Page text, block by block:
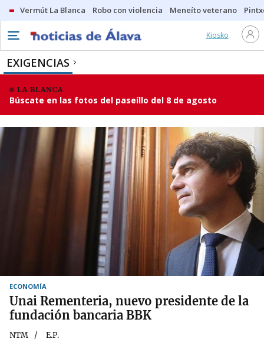
Vermút La Blanca Robo con violencia Meneíto veterano
Kiosko
EXIGENCIAS
LA BLANCA
Búscate en las fotos del paseíllo del 8 de agosto
ECONOMÍA
Unai Rementeria, nuevo presidente de la
fundación bancaria BBK
NTM E.P.